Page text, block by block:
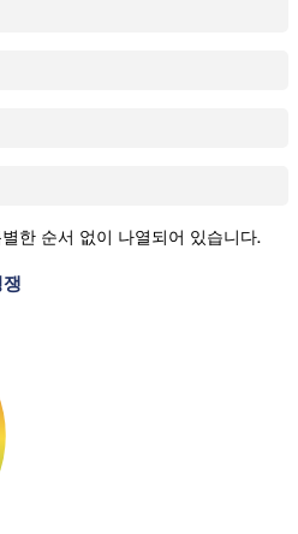
한 순서 없이 나열되어 있습니다.